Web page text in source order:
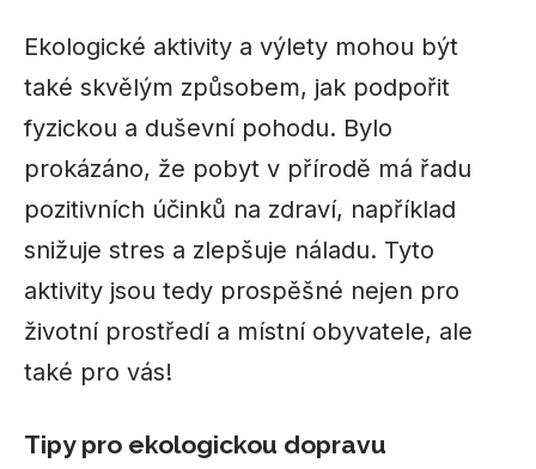
Ekologické aktivity a výlety mohou být
také skvělým způsobem, jak podpořit
fyzickou a duševní pohodu. Bylo
prokázáno, že pobyt v přírodě má řadu
pozitivních účinků na zdraví, například
snižuje stres a zlepšuje náladu. Tyto
aktivity jsou tedy prospěšné nejen pro
životní prostředí a místní obyvatele, ale
také pro vás!
Tipy pro ekologickou dopravu